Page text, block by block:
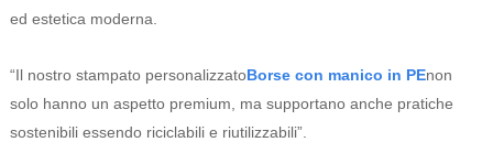
ed estetica moderna.
“Il nostro stampato personalizzatoBorse con manico in PEnon
solo hanno un aspetto premium, ma supportano anche pratiche
sostenibili essendo riciclabili e riutilizzabili”.